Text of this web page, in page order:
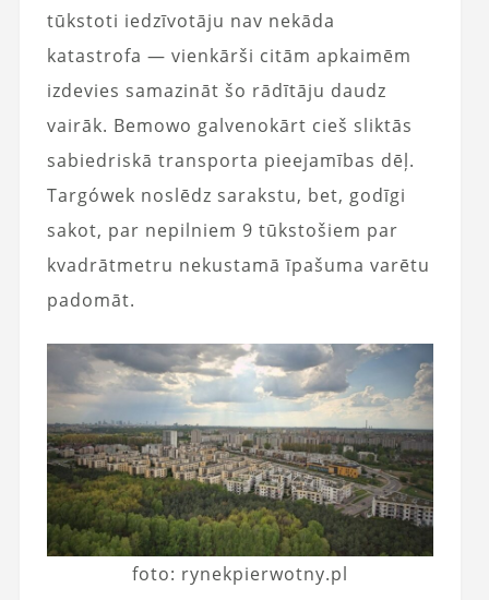
tūkstoti iedzīvotāju nav nekāda
katastrofa — vienkārši citām apkaimēm
izdevies samazināt šo rādītāju daudz
vairāk. Bemowo galvenokārt cieš sliktās
sabiedriskā transporta pieejamības dēļ.
Targówek noslēdz sarakstu, bet, godīgi
sakot, par nepilniem 9 tūkstošiem par
kvadrātmetru nekustamā īpašuma varētu
padomāt.
foto: rynekpierwotny.pl